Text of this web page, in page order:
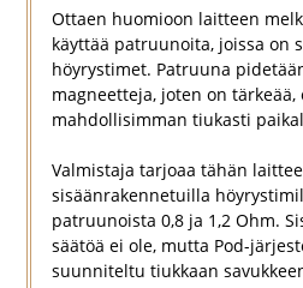
Ottaen huomioon laitteen
käyttää patruunoita, joissa on
höyrystimet. Patruuna
magneetteja, joten on tärkeää,
mahdollisimman tiukasti
Valmistaja tarjoaa tähän
sisäänrakennetuilla
patruunoista 0,8 ja 1,2 Ohm.
säätöä ei ole, mutta Pod-
suunniteltu tiukkaan